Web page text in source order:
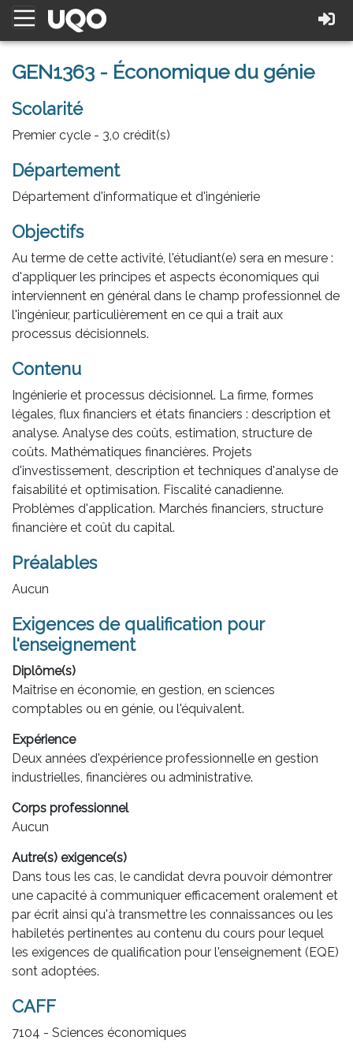
GEN1363 - Économique du génie
Scolarité
Premier cycle - 3,0 crédit(s)
Département
Département d'informatique et d'ingénierie
Objectifs
Au terme de cette activité, l'étudiant(e) sera en mesure :
d'appliquer les principes et aspects économiques qui
interviennent en général dans le champ professionnel de
l'ingénieur, particulièrement en ce qui a trait aux
processus décisionnels.
Contenu
Ingénierie et processus décisionnel. La firme, formes
légales, flux financiers et états financiers : description et
analyse. Analyse des coûts, estimation, structure de
coûts. Mathématiques financières. Projets
d'investissement, description et techniques d'analyse de
faisabilité et optimisation. Fiscalité canadienne.
Problèmes d'application. Marchés financiers, structure
financière et coût du capital.
Préalables
Aucun
Exigences de qualification pour
l'enseignement
Diplôme(s)
Maîtrise en économie, en gestion, en sciences
comptables ou en génie, ou l'équivalent.
Expérience
Deux années d'expérience professionnelle en gestion
industrielles, financières ou administrative.
Corps professionnel
Aucun
Autre(s) exigence(s)
Dans tous les cas, le candidat devra pouvoir démontrer
une capacité à communiquer efficacement oralement et
par écrit ainsi qu'à transmettre les connaissances ou les
habiletés pertinentes au contenu du cours pour lequel
les exigences de qualification pour l'enseignement (EQE)
sont adoptées.
CAFF
7104 - Sciences économiques